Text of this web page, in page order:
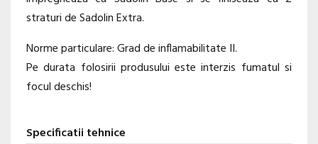
straturi de Sadolin Extra.
Norme particulare: Grad de inflamabilitate II.
Pe durata folosirii produsului este interzis fumatul si
focul deschis!
Specificatii tehnice